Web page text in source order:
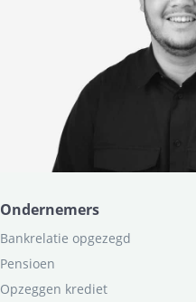
Ondernemers
Bankrelatie opgezegd
Pensioen
Opzeggen krediet